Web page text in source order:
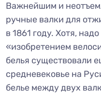
Важнейшим и
ручные валки для
в 1861 году. Хотя,
«изобретением
белья существовали
средневековье на
белье между двух